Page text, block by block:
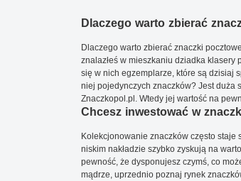
Dlaczego warto zbierać
Dlaczego warto zbierać znaczki
znalazłeś w mieszkaniu dziadka klasery
się w nich egzemplarze, które są dzisiaj
niej pojedynczych znaczków? Jest duża
Znaczkopol.pl. Wtedy jej wartość na
Chcesz inwestować w
Kolekcjonowanie znaczków często staje
niskim nakładzie szybko zyskują na
pewność, że dysponujesz czymś, co
mądrze, uprzednio poznaj rynek